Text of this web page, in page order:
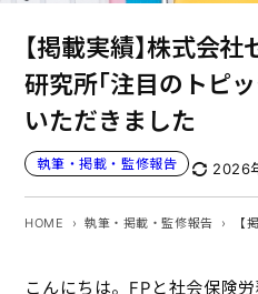
【掲載実績】株式会
研究所「注目のトピ
いただきました
執筆・掲載・監修報告 2026
HOME 執筆・掲載・監修報告 【
こんにちは。FPと社会保険